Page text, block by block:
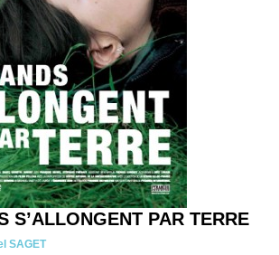
S’ALLONGENT PAR TERRE
SAGET